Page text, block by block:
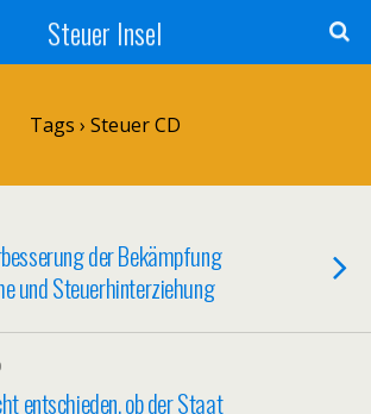
Steuer Insel
Tags › Steuer CD
der Bekämpfung
und Steuerhinterziehung
entschieden, ob der Staat